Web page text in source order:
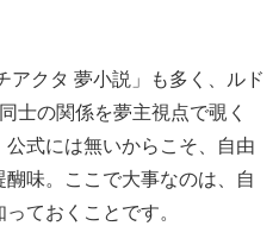
アクタ 夢小説」も多く、ルド
士の関係を夢主視点で覗く
式には無いからこそ、自由
味。ここで大事なのは、自
ておくことです。